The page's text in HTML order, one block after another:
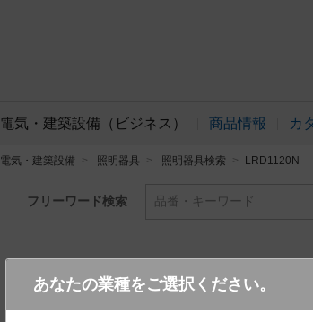
電気・建築設備（ビジネス） 商品情報 カ
電気・建築設備 照明器具 照明器具検索 LRD1120N
フリーワード検索 品番・キーワード
LRD1120N LE1
あなたの業種をご選択ください。